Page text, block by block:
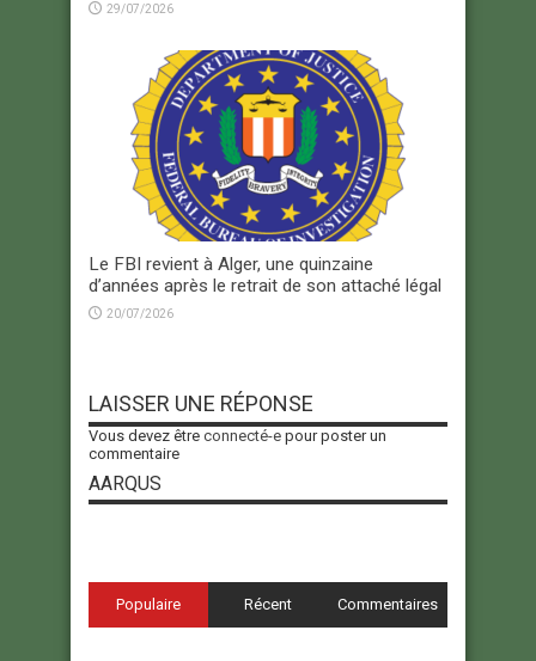
29/07/2026
Le FBI revient à Alger, une quinzaine
d’années après le retrait de son attaché légal
20/07/2026
LAISSER UNE RÉPONSE
Vous devez être connecté-e pour poster un
commentaire
AARQUS
Populaire Récent Commentaires